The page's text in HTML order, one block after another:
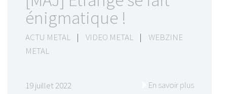
énigmatique !
ACTU METAL | VIDEO METAL |
WEBZINE
METAL
19 juillet 2022 En savoir plus